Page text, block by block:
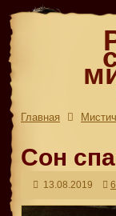
Главная
Сон
13.08.2019 6